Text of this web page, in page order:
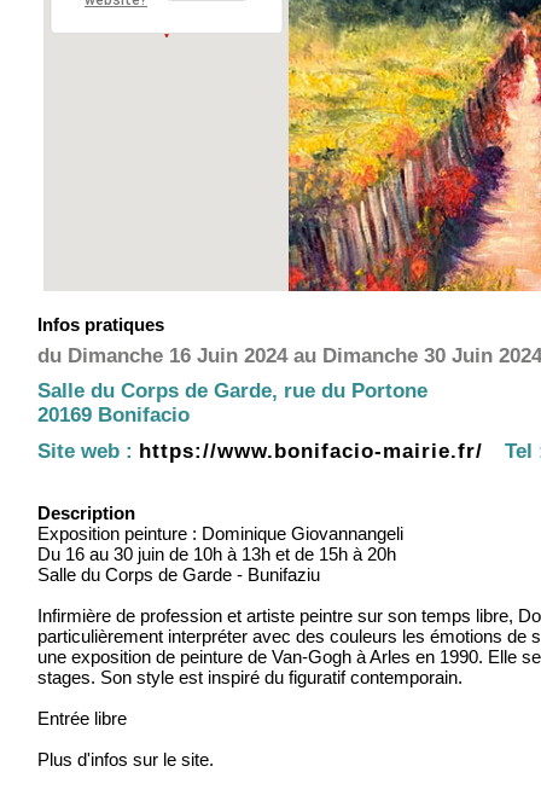
Infos pratiques
du Dimanche 16 Juin 2024 au Dimanche 30 Juin
Salle du Corps de Garde, rue du Portone
20169 Bonifacio
Site web : https://www.bonifacio-mairie.fr/ Tel
Description
Exposition peinture : Dominique Giovannangeli
Du 16 au 30 juin de 10h à 13h et de 15h à 20h
Salle du Corps de Garde - Bunifaziu
Infirmière de profession et artiste peintre sur son temps libre,
particulièrement interpréter avec des couleurs les émotions
une exposition de peinture de Van-Gogh à Arles en 1990. Elle
stages. Son style est inspiré du figuratif contemporain.
Entrée libre
Plus d'infos sur le site.